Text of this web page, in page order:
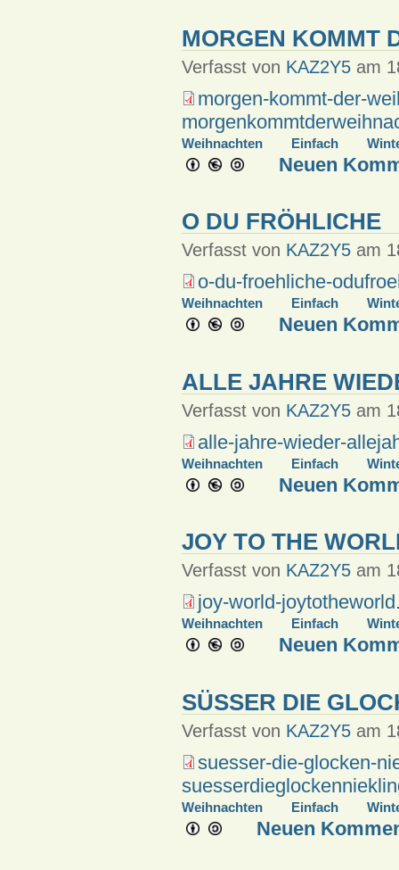
MORGEN KOMMT
Verfasst von KAZ2Y5am
morgen-kommt-der-
Weihnachten Einfach
Neuen
O DU FRÖHLICHE
Verfasst von KAZ2Y5am
o-du-froehliche-
Weihnachten Einfach
Neuen
ALLE JAHRE
Verfasst von KAZ2Y5am
alle-jahre-wieder-
Weihnachten Einfach
Neuen
JOY TO THE
Verfasst von KAZ2Y5am
joy-world-
Weihnachten Einfach
Neuen
SÜSSER DIE
Verfasst von KAZ2Y5am
suesser-die-glocken-
Weihnachten Einfach
Neuen